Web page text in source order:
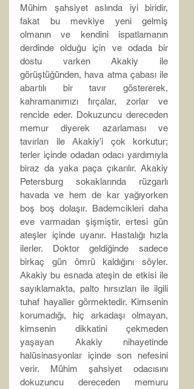
Mühim şahsiyet aslında iyi biridir,
fakat bu mevkiye yeni gelmiş
olmanın ve kendini ispatlamanın
derdinde olduğu için ve odada bir
dostu varken Akakiy ile
görüştüğünden, hava atma çabası ile
abartılı bir tavır göstererek,
kahramanımızı fırçalar, zorlar ve
rencide eder. Dokuzuncu dereceden
memur diyerek azarlaması ve
tavırları ile Akakiy’i çok korkutur;
terler içinde odadan odacı yardımıyla
biraz da yaka paça çıkarılır. Akakiy
Petersburg sokaklarında rüzgarlı
havada ve hem de kar yağıyorken
boş boş dolaşır. Bademcikleri daha
eve varmadan şişmiştir, ertesi gün
ateşler içinde uyanır. Hastalığı hızla
ilerler. Doktor geldiğinde sadece
birkaç gün ömrü kaldığını söyler.
Akakiy bu esnada ateşin de etkisi ile
sayıklamakta, palto hırsızları ile ilgili
tuhaf hayaller görmektedir. Kimsenin
korumadığı, hiç arkadaşı olmayan,
kimsenin dikkatini çekmeden
yaşayan Akakiy nihayetinde
halüsinasyonlar içinde son nefesini
verir. Mühim şahsiyet odacısını
dokuzuncu dereceden memuru